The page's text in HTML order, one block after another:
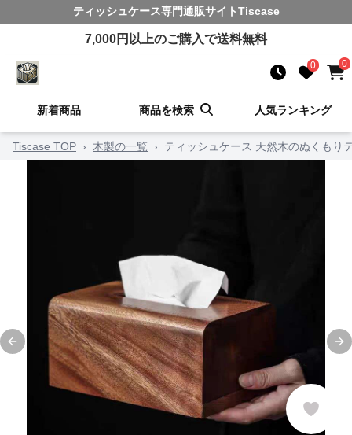
ティッシュケース専門通販サイトTiscase
7,000円以上のご購入で送料無料
0 0
新着商品 商品を検索 人気ランキング
Tiscase TOP › 木製の一覧 › ティッシュケース 天然木のぬくもり
Previous slide